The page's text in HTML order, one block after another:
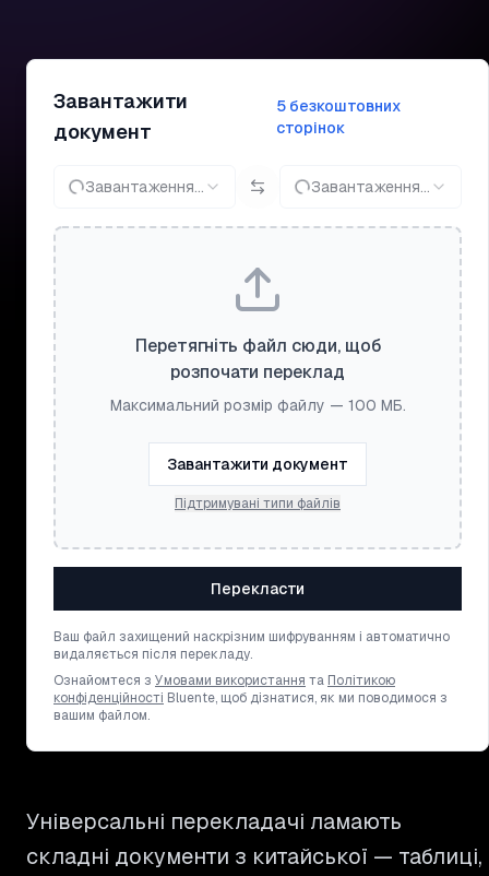
Завантажити
документ
5 безкоштовних
сторінок
Завантаження... Завантаження...
Перетягніть файл сюди, щоб
розпочати переклад
Максимальний розмір файлу — 100 МБ.
Завантажити документ
Підтримувані типи файлів
Перекласти
Ваш файл захищений наскрізним шифруванням і автоматично
видаляється після перекладу.
Ознайомтеся з Умовами використання та Політикою
конфіденційності Bluente, щоб дізнатися, як ми поводимося з
вашим файлом.
Універсальні перекладачі ламають
складні документи з китайської — таблиці,